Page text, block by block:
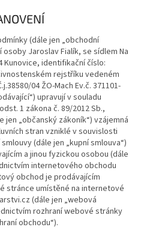
(dále jen „obchodní
Jaroslav Fialík, se sídlem Na
Kunovice, identifikační číslo:
rejstříku vedeném
04 ŽO-Mach Ev.č. 371101-
upravují v souladu
1 zákona č. 89/2012 Sb.,
jen „občanský zákoník“) vzájemná
stran vzniklé v souvislosti
(dále jen „kupní smlouva“)
a jinou fyzickou osobou (dále
internetového obchodu
obchod je prodávajícím
stránce umístěné na internetové
(dále jen „webová
rozhraní webové stránky
obchodu“).